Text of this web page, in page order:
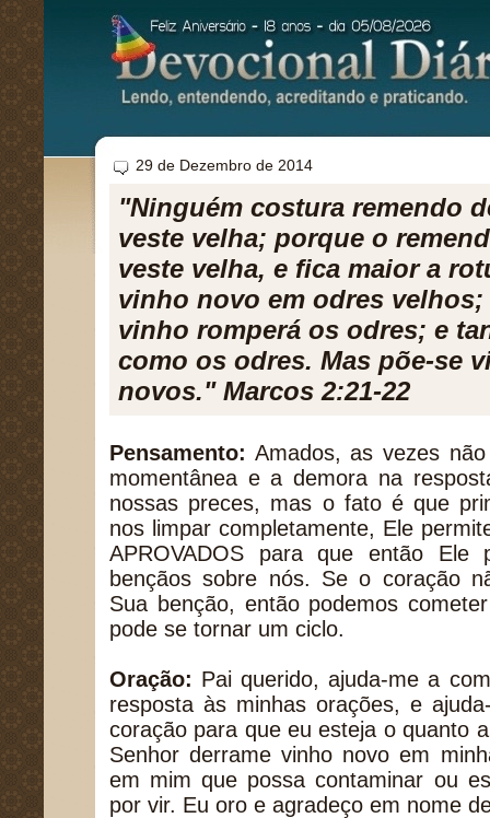
29 de Dezembro de 2014
"Ninguém costura remendo
veste velha; porque o
veste velha, e fica maior a
vinho novo em odres
vinho romperá os odres; e
como os odres. Mas põe-se
novos." Marcos 2:21-22
Pensamento: Amados, as vezes
momentânea e a demora na
nossas preces, mas o fato é que
nos limpar completamente, Ele
APROVADOS para que então Ele
bençãos sobre nós. Se o coração
Sua benção, então podemos
pode se tornar um ciclo.
Oração: Pai querido, ajuda-me a
resposta às minhas orações, e
coração para que eu esteja o quanto
Senhor derrame vinho novo em
em mim que possa contaminar ou
por vir. Eu oro e agradeço em nome